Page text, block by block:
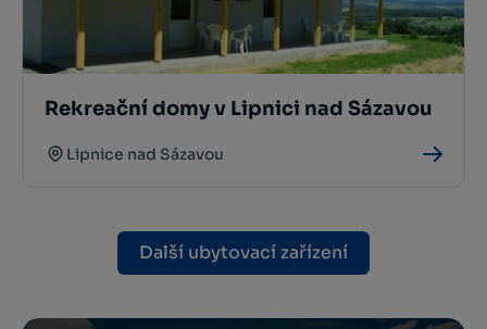
Rekreační domy v Lipnici nad Sázavou
Lipnice nad Sázavou
Další ubytovací zařízení